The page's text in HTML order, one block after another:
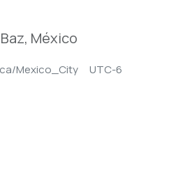
México
Mexico_City UTC-6